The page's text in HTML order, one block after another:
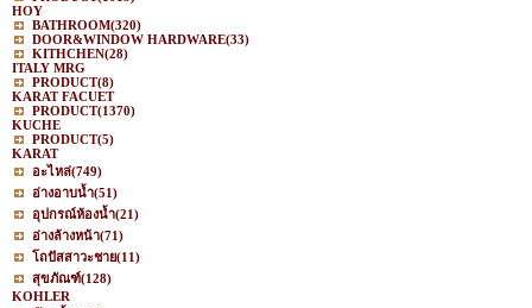
HOY
BATHROOM(320)
DOOR&WINDOW HARDWARE(33)
KITHCHEN(28)
ITALY MRG
PRODUCT(8)
KARAT FACUET
PRODUCT(1370)
KUCHE
PRODUCT(5)
KARAT
อะไหล่(749)
อ่างอาบน้ำ(51)
อุปกรณ์ห้องน้ำ(21)
อ่างล้างหน้า(71)
โถปัสสาวะชาย(11)
สุขภัณฑ์(128)
KOHLER